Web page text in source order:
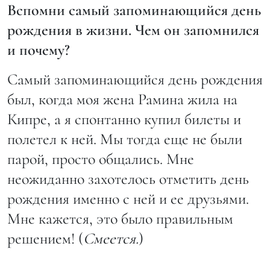
Вспомни самый запоминающийся день
рождения в жизни. Чем он запомнился
и почему?
Самый запоминающийся день рождения
был, когда моя жена Рамина жила на
Кипре, а я спонтанно купил билеты и
полетел к ней. Мы тогда еще не были
парой, просто общались. Мне
неожиданно захотелось отметить день
рождения именно с ней и ее друзьями.
Мне кажется, это было правильным
решением! (Смеется.)